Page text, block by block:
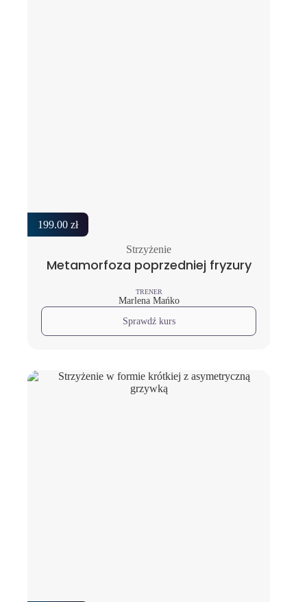
199.00 zł
Strzyżenie
Metamorfoza poprzedniej fryzury
TRENER
Marlena Mańko
Sprawdź kurs